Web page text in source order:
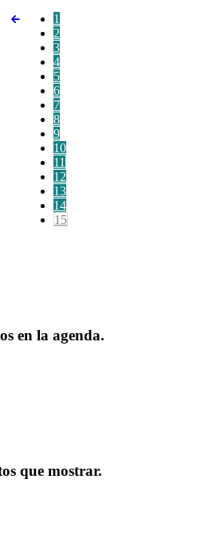
1
2
3
4
5
6
7
8
9
10
11
12
13
14
15
en la agenda.
que mostrar.